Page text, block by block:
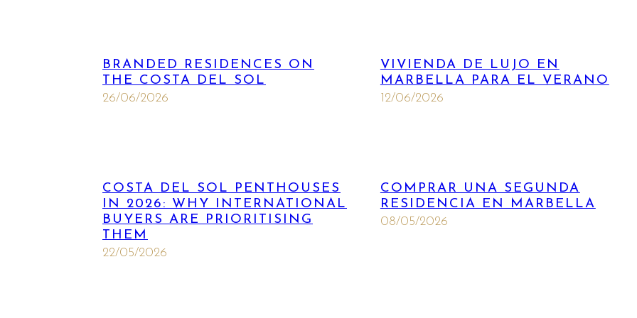
BRANDED RESIDENCES ON
THE COSTA DEL SOL
26/06/2026
VIVIENDA DE LUJO EN
MARBELLA PARA EL VERANO
12/06/2026
COSTA DEL SOL PENTHOUSES
IN 2026: WHY INTERNATIONAL
BUYERS ARE PRIORITISING
THEM
22/05/2026
COMPRAR UNA SEGUNDA
RESIDENCIA EN MARBELLA
08/05/2026